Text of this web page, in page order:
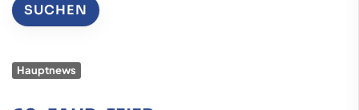
Hauptnews